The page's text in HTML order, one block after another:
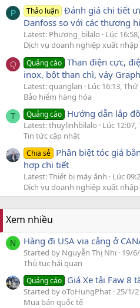
P Thảo luận Đánh giá chi tiết
Danfoss so với các thương
Latest: Phương_bilalo
Lúc
Dịch vụ doanh nghiệp xuất
Q Quảng cáo Than điện cực,
inox, bột than chì, vảy
Latest: quanglan
Lúc 16:13, Thứ
Bảo hiểm hàng hóa
T Quảng cáo Hướng dẫn lắp
Latest: thuylinhbilalo
Lúc 12:07,
Tin tức cập nhật
Chia sẻ Phân biệt tóc giả
hợp chi tiết
Latest: Thiết bị máy ảnh
Lúc
Dịch vụ doanh nghiệp xuất
Xem nhiều
N Hàng đi USA via cảng ở
Started by Nguyễn Thị Nhi 19/
Thủ tục hải quan
Quảng cáo Giá Xe tải Faw 8
Started by oToHungPhat 25/1/
Mua bán quốc tế